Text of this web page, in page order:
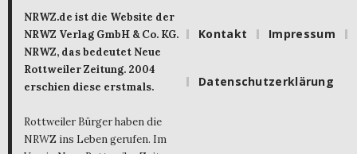
NRWZ.de ist die Website der
NRWZ Verlag GmbH & Co. KG.
NRWZ, das bedeutet Neue
Rottweiler Zeitung. 2004
erschien diese erstmals.
Rottweiler Bürger haben die
NRWZ ins Leben gerufen. Im
Kontakt Impressum
Datenschutzerklärung